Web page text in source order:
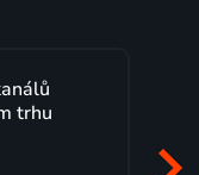
trhu